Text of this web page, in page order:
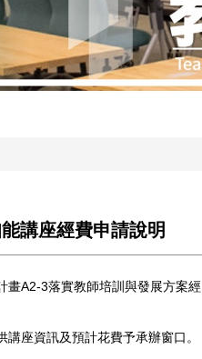
講座經費申請說明
畫A2-3落實教師培訓與發展方案經
座資訊及預計花費予承辦窗口。